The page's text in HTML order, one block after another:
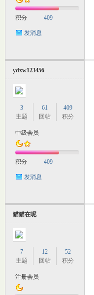
积分 409
发消息
ydxw123456
3
主题
61
回帖
409
积分
中级会员
积分 409
发消息
猫猫在呢
7
主题
12
回帖
52
积分
注册会员